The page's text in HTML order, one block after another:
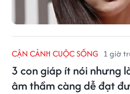
CẬN CẢNH CUỘC SỐNG 1 giờ
3 con giáp ít nói nhưng
âm thầm càng dễ đạt